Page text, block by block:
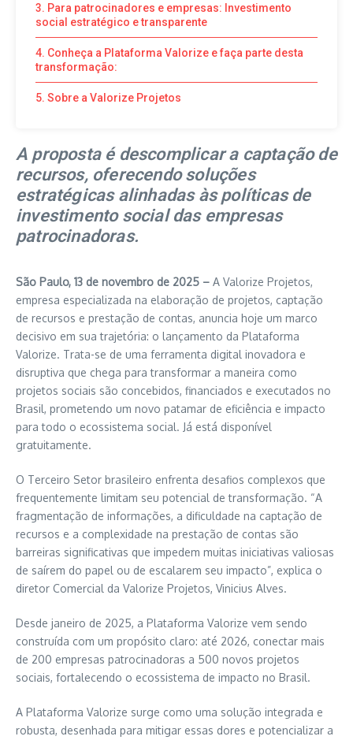
3. Para patrocinadores e empresas: Investimento
social estratégico e transparente
4. Conheça a Plataforma Valorize e faça parte desta
transformação:
5. Sobre a Valorize Projetos
A proposta é descomplicar a captação de
recursos, oferecendo soluções
estratégicas alinhadas às políticas de
investimento social das empresas
patrocinadoras.
São Paulo, 13 de novembro de 2025 – A Valorize Projetos,
empresa especializada na elaboração de projetos, captação
de recursos e prestação de contas, anuncia hoje um marco
decisivo em sua trajetória: o lançamento da Plataforma
Valorize. Trata-se de uma ferramenta digital inovadora e
disruptiva que chega para transformar a maneira como
projetos sociais são concebidos, financiados e executados no
Brasil, prometendo um novo patamar de eficiência e impacto
para todo o ecossistema social. Já está disponível
gratuitamente.
O Terceiro Setor brasileiro enfrenta desafios complexos que
frequentemente limitam seu potencial de transformação. “A
fragmentação de informações, a dificuldade na captação de
recursos e a complexidade na prestação de contas são
barreiras significativas que impedem muitas iniciativas valiosas
de saírem do papel ou de escalarem seu impacto”, explica o
diretor Comercial da Valorize Projetos, Vinicius Alves.
Desde janeiro de 2025, a Plataforma Valorize vem sendo
construída com um propósito claro: até 2026, conectar mais
de 200 empresas patrocinadoras a 500 novos projetos
sociais, fortalecendo o ecossistema de impacto no Brasil.
A Plataforma Valorize surge como uma solução integrada e
robusta, desenhada para mitigar essas dores e potencializar a